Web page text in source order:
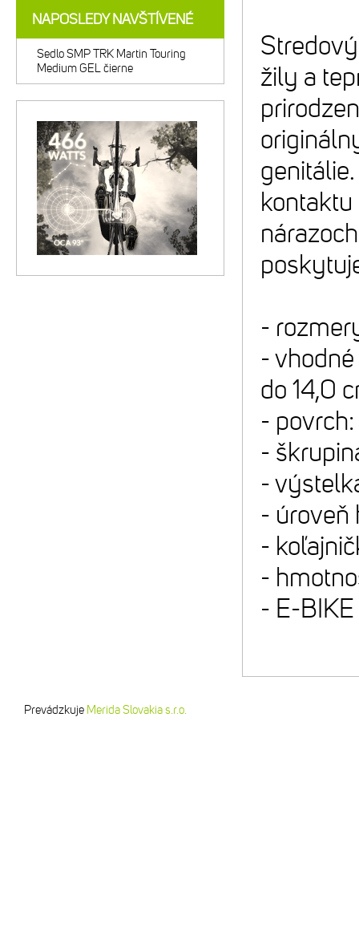
žily a
-
-
do 14,0
-
-
-
-
-
-
- E-
NAPOSLEDY NAVŠTÍVENÉ
Sedlo SMP TRK Martin Touring
Medium GEL čierne
Prevádzkuje Merida Slovakia s.r.o.